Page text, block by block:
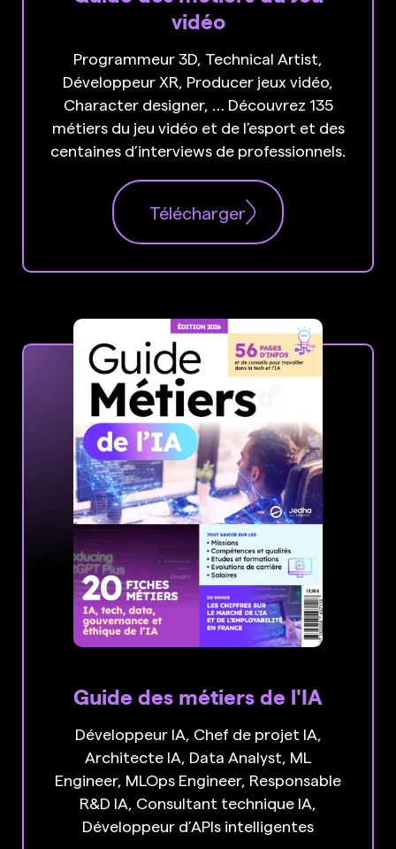
vidéo
Programmeur 3D, Technical Artist,
Développeur XR, Producer jeux vidéo,
Character designer, … Découvrez 135
métiers du jeu vidéo et de l’esport et des
centaines d’interviews de professionnels.
Télécharger
Guide des métiers de l'IA
Développeur IA, Chef de projet IA,
Architecte IA, Data Analyst, ML
Engineer, MLOps Engineer, Responsable
R&D IA, Consultant technique IA,
Développeur d’APIs intelligentes